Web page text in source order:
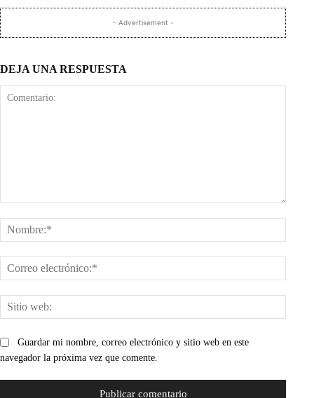
- Advertisement -
DEJA UNA RESPUESTA
web:
Guardar mi nombre, correo electrónico y sitio web en este
navegador la próxima vez que comente.